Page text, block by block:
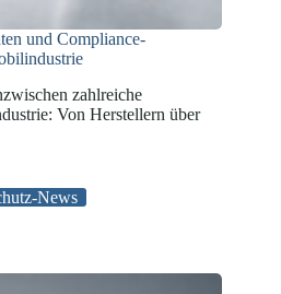
und Compliance-
zahlreiche
Von Herstellern über
News